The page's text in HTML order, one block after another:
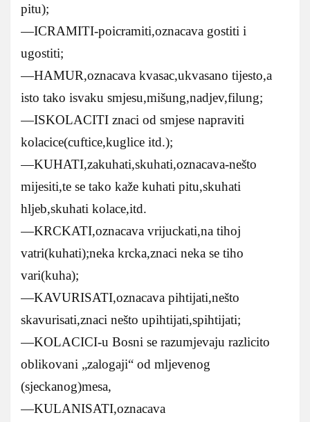
pitu);
—ICRAMITI-poicramiti,oznacava gostiti i
ugostiti;
—HAMUR,oznacava kvasac,ukvasano tijesto,a
isto tako isvaku smjesu,mišung,nadjev,filung;
—ISKOLACITI znaci od smjese napraviti
kolacice(cuftice,kuglice itd.);
—KUHATI,zakuhati,skuhati,oznacava-nešto
mijesiti,te se tako kaže kuhati pitu,skuhati
hljeb,skuhati kolace,itd.
—KRCKATI,oznacava vrijuckati,na tihoj
vatri(kuhati);neka krcka,znaci neka se tiho
vari(kuha);
—KAVURISATI,oznacava pihtijati,nešto
skavurisati,znaci nešto upihtijati,spihtijati;
—KOLACICI-u Bosni se razumjevaju razlicito
oblikovani „zalogaji“ od mljevenog
(sjeckanog)mesa,
—KULANISATI,oznacava